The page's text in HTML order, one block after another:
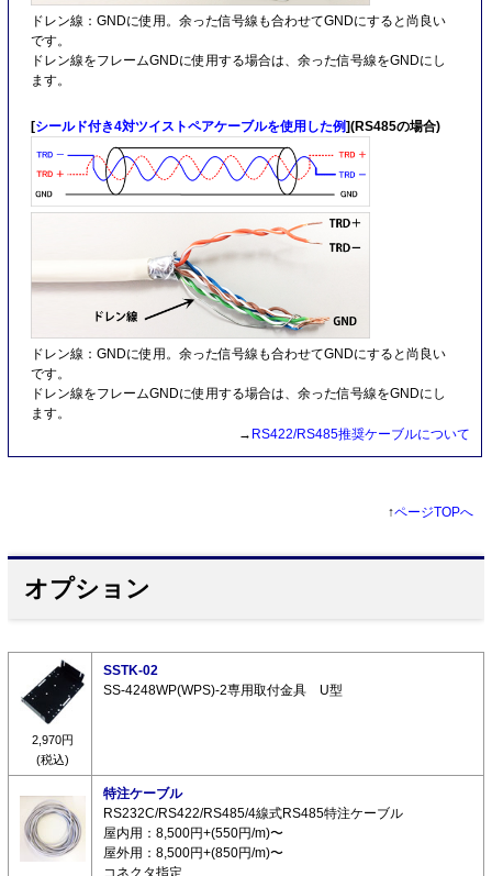
ドレン線：GNDに使用。余った信号線も合わせてGNDにすると尚良い
です。
ドレン線をフレームGNDに使用する場合は、余った信号線をGNDにし
ます。
[シールド付き4対ツイストペアケーブルを使用した例](RS485の場合)
ドレン線：GNDに使用。余った信号線も合わせてGNDにすると尚良い
です。
ドレン線をフレームGNDに使用する場合は、余った信号線をGNDにし
ます。
→ RS422/RS485推奨ケーブルについて
↑ページTOPへ
オプション
2,970円
(税込)
SSTK-02
SS-4248WP(WPS)-2専用取付金具 U型
特注ケーブル
RS232C/RS422/RS485/4線式RS485特注ケーブル
屋内用：8,500円+(550円/m)〜
屋外用：8,500円+(850円/m)〜
コネクタ指定